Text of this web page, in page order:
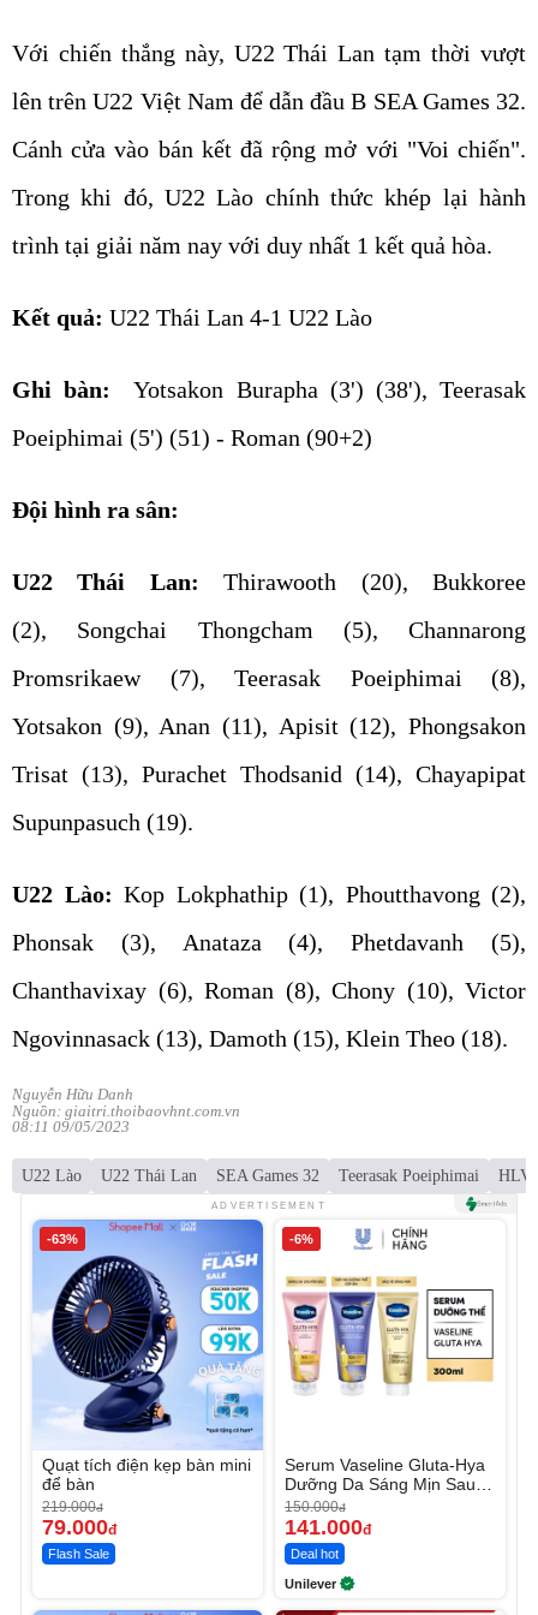
Với chiến thắng này, U22 Thái Lan tạm thời vượt
lên trên U22 Việt Nam để dẫn đầu B SEA Games 32.
Cánh cửa vào bán kết đã rộng mở với "Voi chiến".
Trong khi đó, U22 Lào chính thức khép lại hành
trình tại giải năm nay với duy nhất 1 kết quả hòa.
Kết quả: U22 Thái Lan 4-1 U22 Lào
Ghi bàn:
Yotsakon Burapha (3') (38'), Teerasak
Poeiphimai (5') (51) - Roman (90+2)
Đội hình ra sân:
U22 Thái Lan:Thirawooth
(20), Bukkoree
(2), Songchai Thongcham (5), Channarong
Promsrikaew (7), Teerasak Poeiphimai (8),
Yotsakon (9), Anan (11), Apisit (12), Phongsakon
Trisat (13), Purachet Thodsanid (14), Chayapipat
Supunpasuch (19).
U22 Lào: Kop Lokphathip (1), Phoutthavong (2),
Phonsak (3), Anataza (4), Phetdavanh (5),
Chanthavixay (6), Roman (8), Chony (10), Victor
Ngovinnasack (13), Damoth (15), Klein Theo (18).
Nguyễn Hữu Danh
Nguồn: giaitri.thoibaovhnt.com.vn
08:11 09/05/2023
U22 Lào U22 Thái Lan SEA Games 32 Teerasak Poeiphimai HLV
ADVERTISEMENT
-63%
Quạt tích điện kẹp bàn mini
để bàn
219.000đ
79.000đ
Flash Sale
-6%
Serum Vaseline Gluta-Hya
Dưỡng Da Sáng Mịn Sau 7
Ngày
150.000đ
141.000đ
Deal hot
Unilever